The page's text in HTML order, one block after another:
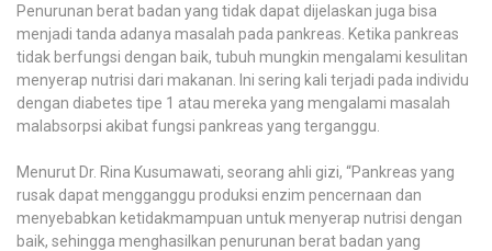
Penurunan berat badan yang tidak dapat dijelaskan juga bisa
menjadi tanda adanya masalah pada pankreas. Ketika pankreas
tidak berfungsi dengan baik, tubuh mungkin mengalami kesulitan
menyerap nutrisi dari makanan. Ini sering kali terjadi pada individu
dengan diabetes tipe 1 atau mereka yang mengalami masalah
malabsorpsi akibat fungsi pankreas yang terganggu.
Menurut Dr. Rina Kusumawati, seorang ahli gizi, “Pankreas yang
rusak dapat mengganggu produksi enzim pencernaan dan
menyebabkan ketidakmampuan untuk menyerap nutrisi dengan
baik, sehingga menghasilkan penurunan berat badan yang